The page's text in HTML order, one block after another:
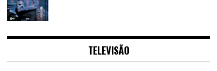
TELEVISÃO